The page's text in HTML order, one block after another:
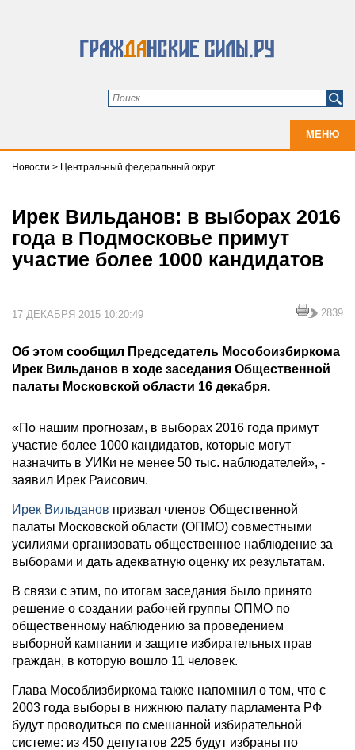
МЕНЮ
Новости > Центральный федеральный округ
Ирек Вильданов: в выборах 2016
года в Подмосковье примут
участие более 1000 кандидатов
17 ДЕКАБРЯ 2015 10:20:49 2839
Об этом сообщил Председатель Мособоизбиркома
Ирек Вильданов в ходе заседания Общественной
палаты Московской области 16 декабря.
«По нашим прогнозам, в выборах 2016 года примут
участие более 1000 кандидатов, которые могут
назначить в УИКи не менее 50 тыс. наблюдателей», -
заявил Ирек Раисович.
Ирек Вильданов призвал членов Общественной
палаты Московской области (ОПМО) совместными
усилиями организовать общественное наблюдение за
выборами и дать адекватную оценку их результатам.
В связи с этим, по итогам заседания было принято
решение о создании рабочей группы ОПМО по
общественному наблюдению за проведением
выборной кампании и защите избирательных прав
граждан, в которую вошло 11 человек.
Глава Мособлизбиркома также напомнил о том, что с
2003 года выборы в нижнюю палату парламента РФ
будут проводиться по смешанной избирательной
системе: из 450 депутатов 225 будут избраны по